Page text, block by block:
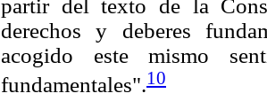
partir del texto de la
derechos y deberes
acogido este mismo
fundamentales".10